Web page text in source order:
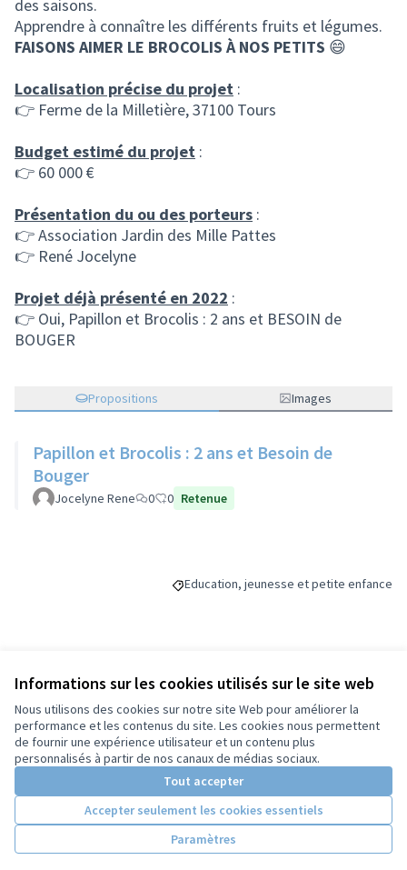
Informations sur les cookies utilisés sur le site web
Nous utilisons des cookies sur notre site Web pour améliorer la
performance et les contenus du site. Les cookies nous permettent
de fournir une expérience utilisateur et un contenu plus
personnalisés à partir de nos canaux de médias sociaux.
Tout accepter
Accepter seulement les cookies essentiels
Paramètres
des saisons.
Apprendre à connaître les différents fruits et légumes.
FAISONS AIMER LE BROCOLIS À NOS PETITS 😄
Localisation précise du projet :
👉 Ferme de la Milletière, 37100 Tours
Budget estimé du projet :
👉 60 000 €
Présentation du ou des porteurs :
👉 Association Jardin des Mille Pattes
👉 René Jocelyne
Projet déjà présenté en 2022 :
👉 Oui, Papillon et Brocolis : 2 ans et BESOIN de
BOUGER
Propositions Images
Papillon et Brocolis : 2 ans et Besoin de
Bouger
Jocelyne Rene 0 0 Retenue
Filtrer les résultats de la catégorie :
Education, jeunesse et petite enfance
Budget
60 000 €
Suivre Partager
Référence : -PROJ-2023-06-131